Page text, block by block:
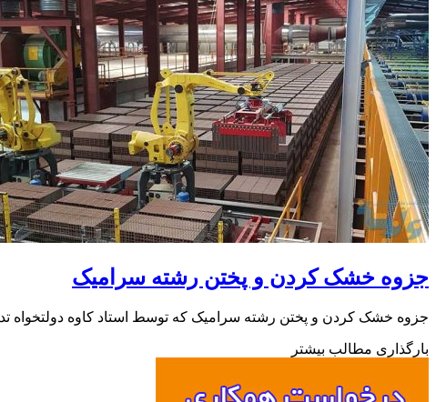
جزوه خشک کردن و پختن رشته سرامیک
جزوه خشک کردن و پختن رشته سرامیک که توسط استاد کاوه
بارگذاری مطالب بیشتر